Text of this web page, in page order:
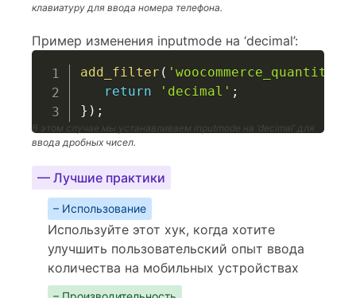
клавиатуру для ввода номера телефона.
Пример изменения inputmode на ‘decimal’:
add_filter (
return
'decimal' ;
} ) ;
В этом случае мы устанавливаем inputmode на ‘decimal’ для
ввода дробных чисел.
— Лучшие практики
– Использование
Используйте этот хук, когда хотите
улучшить пользовательский опыт ввода
количества на мобильных устройствах